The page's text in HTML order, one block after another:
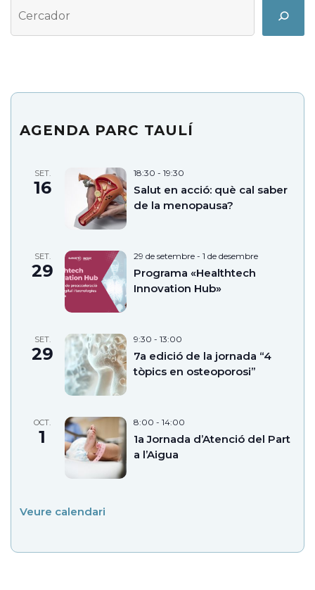
Cerca
Search
AGENDA PARC TAULÍ
SET.
16
18:30 - 19:30
Salut en acció: què cal saber
de la menopausa?
SET.
29
29 de setembre - 1 de desembre
Programa «Healthtech
Innovation Hub»
SET.
29
9:30 - 13:00
7a edició de la jornada “4
tòpics en osteoporosi”
OCT.
1
8:00 - 14:00
1a Jornada d’Atenció del Part
a l’Aigua
Veure calendari